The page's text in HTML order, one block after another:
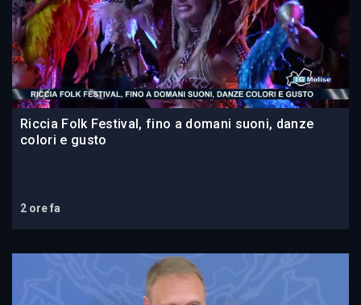
Riccia Folk Festival, fino a domani suoni, danze
colori e gusto
2 ore fa